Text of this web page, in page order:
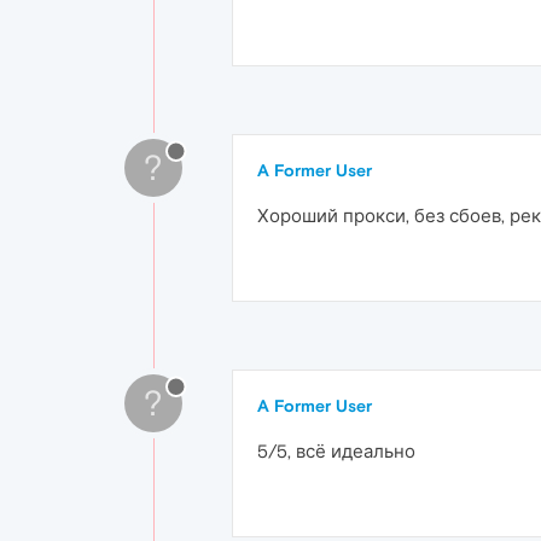
? A Former User
Хороший прокси, без сбоев,
? A Former User
5/5, всё идеально